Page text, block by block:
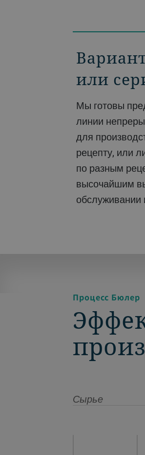
или
Мы готовы предложить высокопроизводительные
линии
для
рецепту, или
по разным
высочайшим
обслуживании
Точное
Переработка какао-бобов в готовый какао-порошок
является
вкуса и
подчеркнуть
важные для
порошка.
Процесс Бюлер
Сырье